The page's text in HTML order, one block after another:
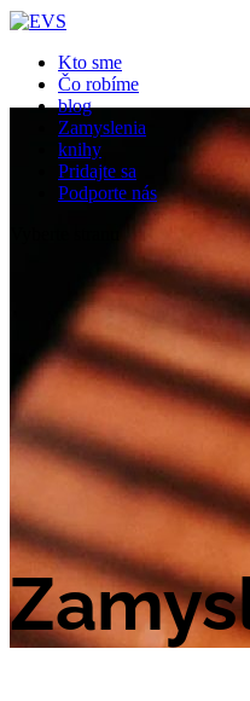
Kto sme
Čo robíme
blog
Zamyslenia
knihy
Pridajte sa
Podporte nás